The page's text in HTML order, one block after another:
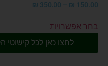
150.00
₪
–
350.00
₪
בחר אפשרויות
לחצו כאן לכל קישוטי